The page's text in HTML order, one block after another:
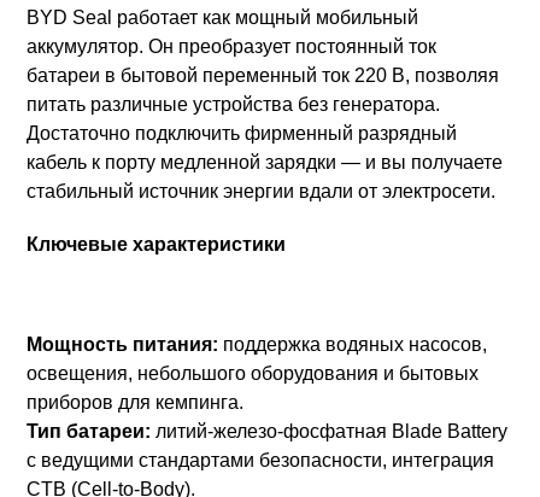
BYD Seal работает как мощный мобильный
аккумулятор. Он преобразует постоянный ток
батареи в бытовой переменный ток 220 В, позволяя
питать различные устройства без генератора.
Достаточно подключить фирменный разрядный
кабель к порту медленной зарядки — и вы получаете
стабильный источник энергии вдали от электросети.
Ключевые характеристики
Мощность питания: поддержка водяных насосов,
освещения, небольшого оборудования и бытовых
приборов для кемпинга.
Тип батареи: литий-железо-фосфатная Blade Battery
с ведущими стандартами безопасности, интеграция
CTB (Cell-to-Body).